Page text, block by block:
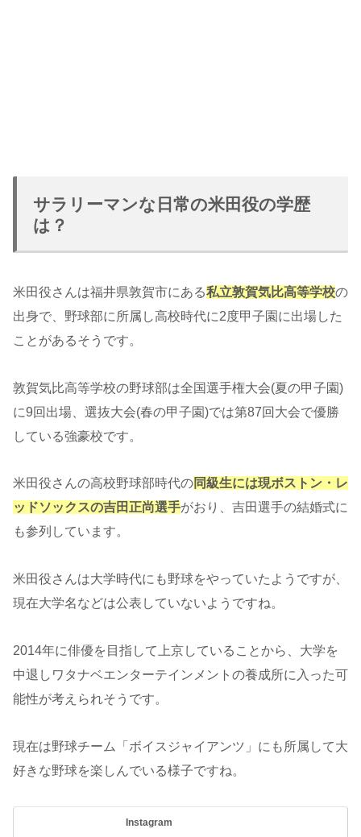
サラリーマンな日常の米田役の学歴
は？
米田役さんは福井県敦賀市にある私立敦賀気比高等学校の
出身で、野球部に所属し高校時代に2度甲子園に出場した
ことがあるそうです。
敦賀気比高等学校の野球部は全国選手権大会(夏の甲子園)
に9回出場、選抜大会(春の甲子園)では第87回大会で優勝
している強豪校です。
米田役さんの高校野球部時代の同級生には現ボストン・レ
ッドソックスの吉田正尚選手がおり、吉田選手の結婚式に
も参列しています。
米田役さんは大学時代にも野球をやっていたようですが、
現在大学名などは公表していないようですね。
2014年に俳優を目指して上京していることから、大学を
中退しワタナベエンターテインメントの養成所に入った可
能性が考えられそうです。
現在は野球チーム「ボイスジャイアンツ」にも所属して大
好きな野球を楽しんでいる様子ですね。
Instagram